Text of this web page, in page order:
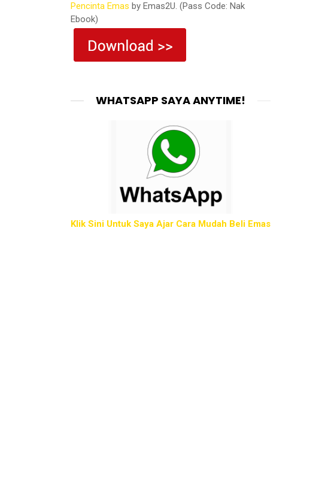
Pencinta Emas by Emas2U. (Pass Code: Nak
Ebook)
WHATSAPP SAYA ANYTIME!
Klik Sini Untuk Saya Ajar Cara Mudah Beli Emas